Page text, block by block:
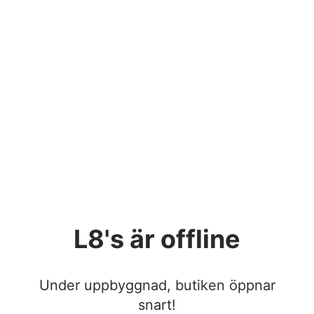
L8's är offline
Under uppbyggnad, butiken öppnar
snart!